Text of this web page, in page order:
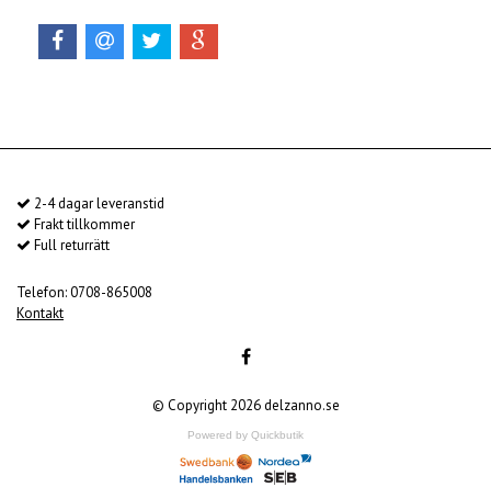
2-4 dagar leveranstid
Frakt tillkommer
Full returrätt
Telefon: 0708-865008
Kontakt
© Copyright 2026 delzanno.se
Powered by Quickbutik